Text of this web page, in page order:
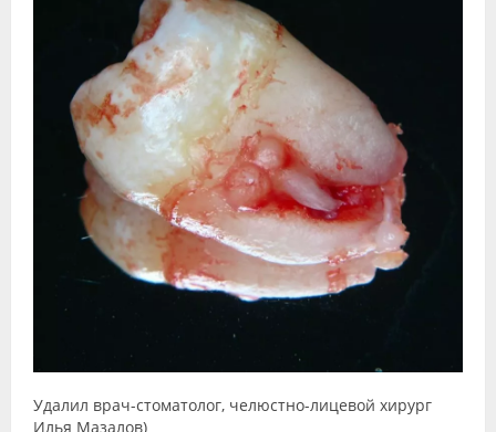
Форум
Клиники
Специалисты
Удалил врач-стоматолог, челюстно-лицевой хирург
Илья Мазалов‎)